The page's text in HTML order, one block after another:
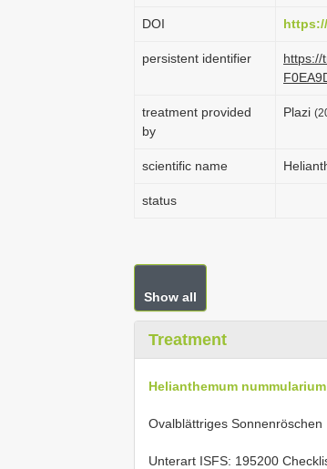
DOI
persistent identifier
https://
treatment provided
by
Plazi
scientific name
status
Show all
Treatment
Helianthemum
Ovalblättriges Sonnenröschen
Unterart ISFS: 195200